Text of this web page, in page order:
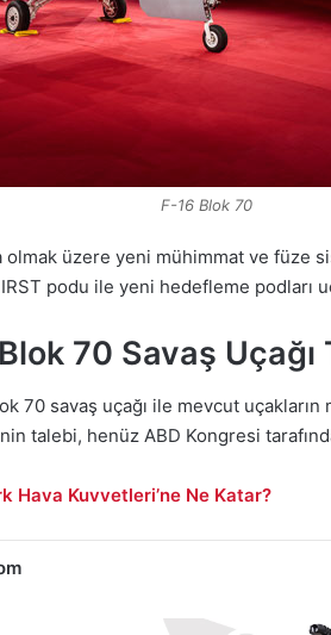
F-16 Blok 70
olmak üzere yeni mühimmat ve füze
podu ile yeni hedefleme podları
70 Savaş Uçağı
70 savaş uçağı ile mevcut
talebi, henüz ABD Kongresi
Hava Kuvvetleri’ne Ne Katar?